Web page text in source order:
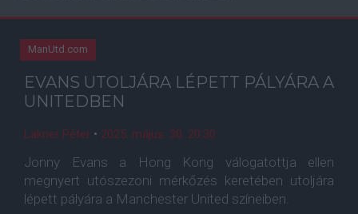
ManUtd.com
EVANS UTOLJÁRA LÉPETT PÁLYÁRA A
UNITEDBEN
Lakner Péter • 2025. május. 30. 20:30
Jonny Evans a Hong Kong válogatottja ellen
megnyert utószezoni mérkőzés keretében utoljára
lépett pályára a Manchester United színeiben.